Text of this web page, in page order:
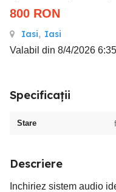
800 RON
Iasi, Iasi
Valabil din 8/4/2026
Specificații
Stare
Descriere
Inchiriez sistem audio